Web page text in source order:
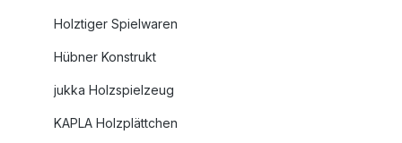
Holztiger Spielwaren
Hübner Konstrukt
jukka Holzspielzeug
KAPLA Holzplättchen